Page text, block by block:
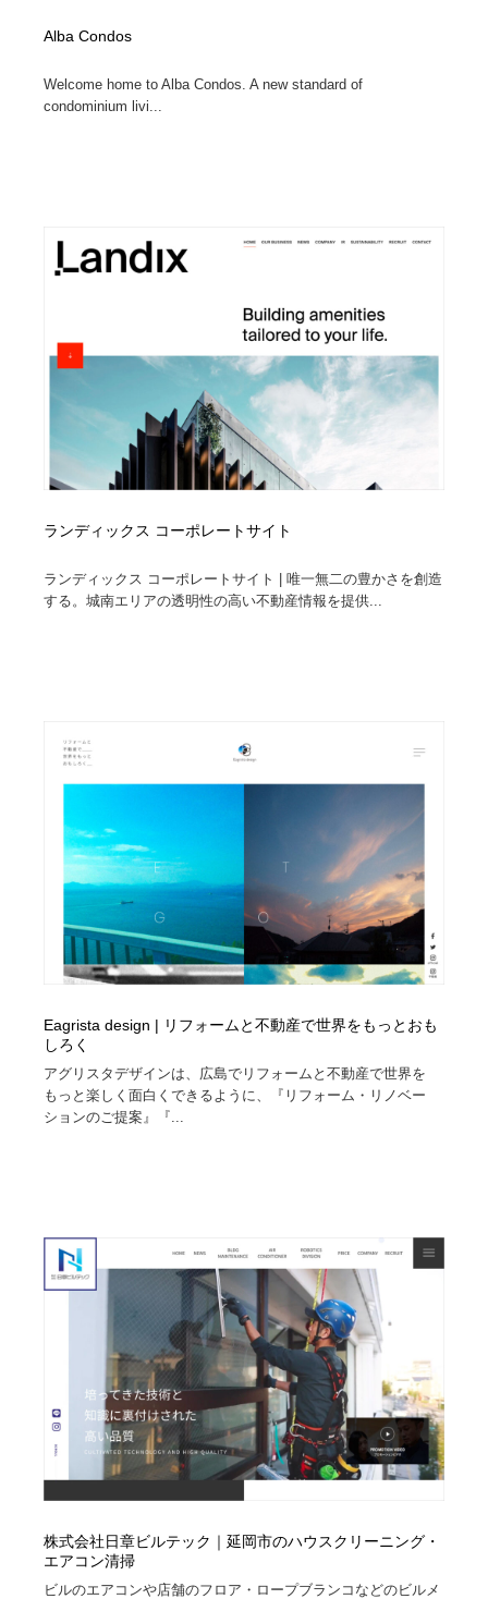
Alba Condos
Welcome home to Alba Condos. A new standard of
condominium livi...
ランディックス コーポレートサイト
ランディックス コーポレートサイト | 唯一無二の豊かさを創造
する。城南エリアの透明性の高い不動産情報を提供...
Eagrista design | リフォームと不動産で世界をもっとおも
しろく
アグリスタデザインは、広島でリフォームと不動産で世界を
もっと楽しく面白くできるように、『リフォーム・リノベー
ションのご提案』『...
株式会社日章ビルテック｜延岡市のハウスクリーニング・
エアコン清掃
ビルのエアコンや店舗のフロア・ロープブランコなどのビルメ